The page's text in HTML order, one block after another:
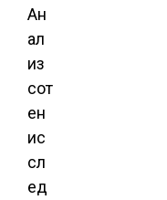
Ан
ал
из
сот
ен
ис
сл
ед